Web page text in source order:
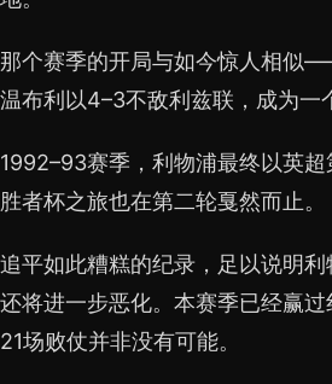
那个赛季的开局与如今惊人相似
温布利以4–3不敌利兹联，成为一
1992–93赛季，利物浦最终以英
胜者杯之旅也在第二轮戛然而止。
追平如此糟糕的纪录，足以说明
还将进一步恶化。本赛季已经赢
21场败仗并非没有可能。